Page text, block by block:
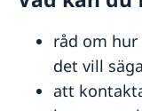
Akut hjälp
Förlust av pass
Frihetsberövad
Ekonomiskt
Om du blir sjuk
Pass utomlands
Förnyelse av
Förnyelse av
Första ansökan
Legaliseringar
Barn födda
Ambassadens
Aktuella
In- och
Allmänna
Terrorism
Om olyckan är
Landöversikt
råd om hur
det vill
att